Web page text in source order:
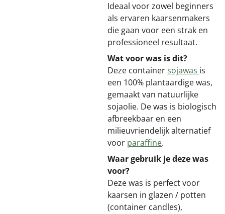
Ideaal voor zowel beginners
als ervaren kaarsenmakers
die gaan voor een strak en
professioneel resultaat.
Wat voor was is dit?
Deze containersojawas is
een 100% plantaardige was,
gemaakt van natuurlijke
sojaolie. De was is biologisch
afbreekbaar en een
milieuvriendelijk alternatief
voor paraffine.
Waar gebruik je deze was
voor?
Deze was is perfect voor
kaarsen in glazen / potten
(container candles),